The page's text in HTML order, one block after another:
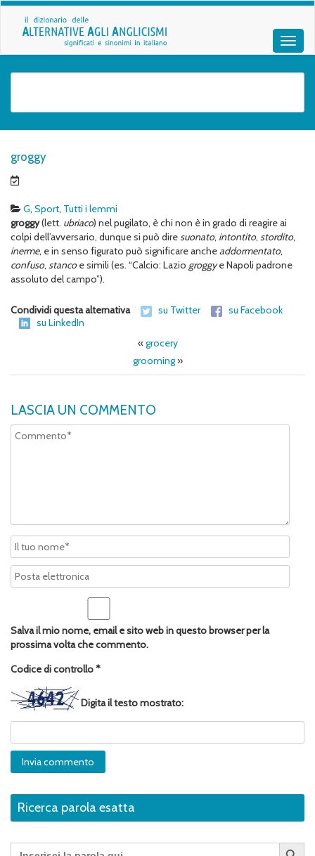
groggy
G, Sport, Tutti i lemmi
groggy(lett. ubriaco) nel pugilato, è chi non è in grado di reagire ai
colpi dell’avversario, dunque si può diresuonato, intontito, stordito,
inerme, e in senso figurato può significare ancheaddormentato,
confuso, stancoe simili (es. “Calcio: Lazio groggye Napoli padrone
assoluto del campo”).
Condividi questa alternativa su Twitter
su Facebook
su LinkedIn
«grocery
grooming»
LASCIA UN COMMENTO
Salva il mio nome, email e sito web in questo browser per la
prossima volta che commento.
Codice di controllo*
Digita il testo mostrato:
Ricerca parola esatta
Search Search Button